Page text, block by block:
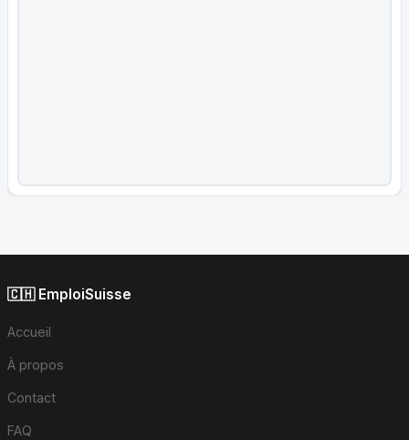
🇨🇭 EmploiSuisse
Accueil
À propos
Contact
FAQ